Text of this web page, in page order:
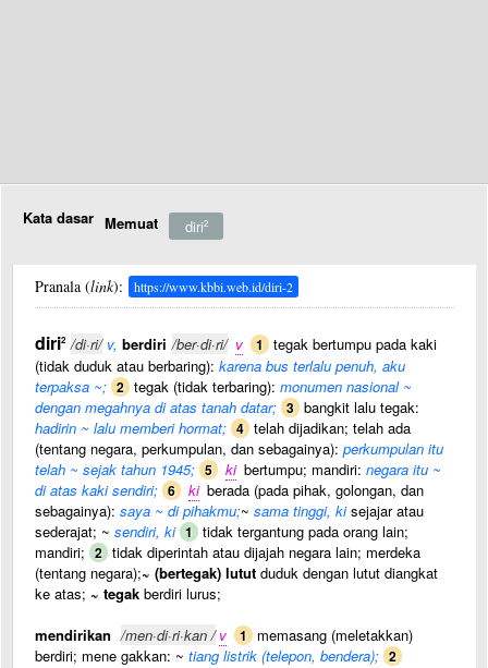
Kata dasar Memuat diri2
Pranala (link): https://www.kbbi.web.id/diri-2
diri2 /di·ri/ v, berdiri /ber·di·ri/ v 1 tegak bertumpu pada kaki
(tidak duduk atau berbaring): karena bus terlalu penuh, aku
terpaksa ~; 2 tegak (tidak terbaring): monumen nasional ~
dengan megahnya di atas tanah datar; 3 bangkit lalu tegak:
hadirin ~ lalu memberi hormat; 4 telah dijadikan; telah ada
(tentang negara, perkumpulan, dan sebagainya): perkumpulan itu
telah ~ sejak tahun 1945; 5 ki bertumpu; mandiri: negara itu ~
di atas kaki sendiri; 6 ki berada (pada pihak, golongan, dan
sebagainya): saya ~ di pihakmu;~ sama tinggi, kisejajar atau
sederajat; ~ sendiri, ki 1 tidak tergantung pada orang lain;
mandiri; 2 tidak diperintah atau dijajah negara lain; merdeka
(tentang negara);~ (bertegak) lutut duduk dengan lutut diangkat
ke atas; ~ tegak berdiri lurus;
mendirikan /men·di·ri·kan / v 1
memasang (meletakkan)
berdiri; mene gakkan: ~ tiang listrik (telepon, bendera); 2